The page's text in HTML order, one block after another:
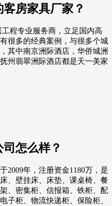
房家具厂家？
程专业服务商，立足国内高
很多的经典案例，与很多个城
其中南京洲际酒店，华侨城洲
州翡翠洲际酒店都是天一美家
怎么样？
2009年，注册资金1180万，是
、壁挂床、床垫、课桌椅、餐
、密集柜、信报箱、铁柜、配
子柜、物流快递柜、保险柜、